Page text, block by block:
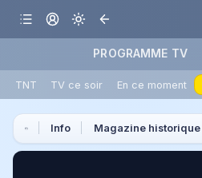
PROGRAMME TV
TNT TV ce soir En ce moment
Info Magazine historique